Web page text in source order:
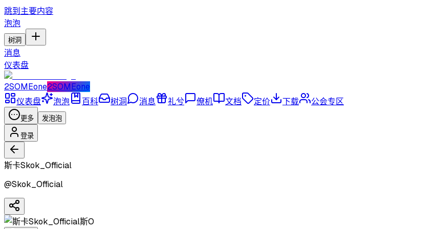
跳到主要内容
泡泡
树洞
消息
仪表盘
2SOMEone2SOMEone
仪表盘
泡泡 百科 树洞 消息 礼兮 僚机 文档 定价 下载 公会专区
更多 发泡泡
登录
斯卡Skok_Official
@Skok_Official
斯O